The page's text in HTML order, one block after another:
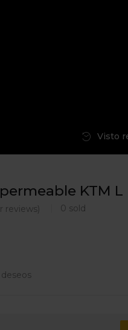
Visto
KTM L
reviews) 0 sold